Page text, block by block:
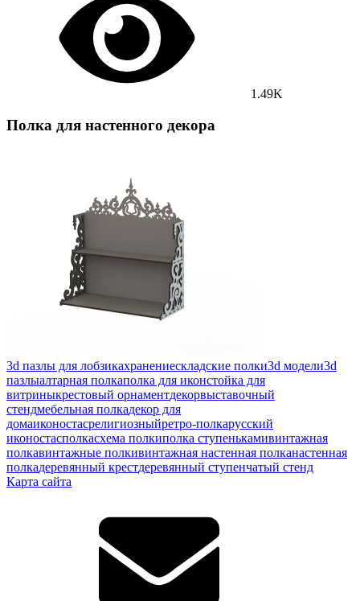
1.49K
Полка для настенного декора
3d пазлы для лобзикахранениескладские полки3d модели3d
пазлыалтарная полкаполка для иконстойка для
витриныкрестовый орнаментдекорвыставочный
стендмебельная полкадекор для
домаиконостасрелигиозныйретро-полкарусский
иконостасполкасхема полкиполка ступенькамивинтажная
полкавинтажные полкивинтажная настенная полканастенная
полкадеревянный крестдеревянный ступенчатый стенд
Карта сайта